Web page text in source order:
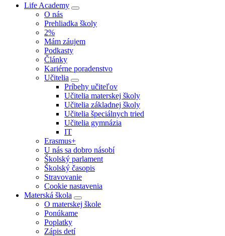
Life Academy
O nás
Prehliadka školy
2%
Mám záujem
Podkasty
Články
Kariérne poradenstvo
Učitelia
Príbehy učiteľov
Učitelia materskej školy
Učitelia základnej školy
Učitelia špeciálnych tried
Učitelia gymnázia
IT
Erasmus+
U nás sa dobro násobí
Školský parlament
Školský časopis
Stravovanie
Cookie nastavenia
Materská škola
O materskej škole
Ponúkame
Poplatky
Zápis detí